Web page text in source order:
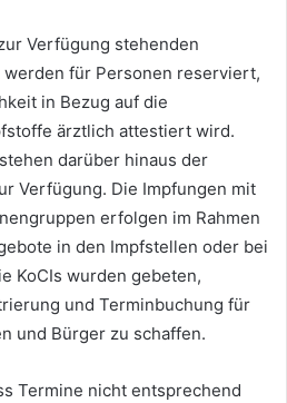
Verfügung stehenden
werden für Personen reserviert,
in Bezug auf die
ärztlich attestiert wird.
darüber hinaus der
Verfügung. Die Impfungen mit
erfolgen im Rahmen
in den Impfstellen oder bei
KoCIs wurden gebeten,
und Terminbuchung für
und Bürger zu schaffen.
Termine nicht entsprechend